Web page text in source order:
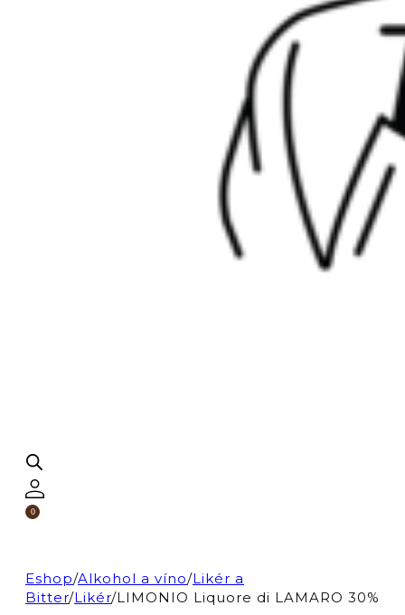
0
Eshop/Alkohol a víno/Likér a
Bitter/Likér/LIMONIO Liquore di LAMARO 30%